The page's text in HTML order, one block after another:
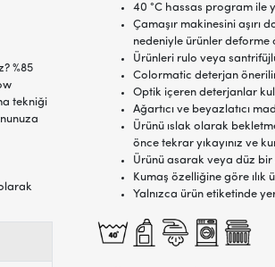
%85
tekniği
40 °C hassas program ile
Çamaşır makinesini aşırı
nedeniyle ürünler deforme
Ürünleri rulo veya
Colormatic deterjan
Optik içeren deterjanlar
Ağartıcı ve beyazlatıcı
Ürünü ıslak olarak
önce tekrar yıkayınız ve
Ürünü asarak veya düz
Kumaş özelliğine göre ılık
Yalnızca ürün etiketinde